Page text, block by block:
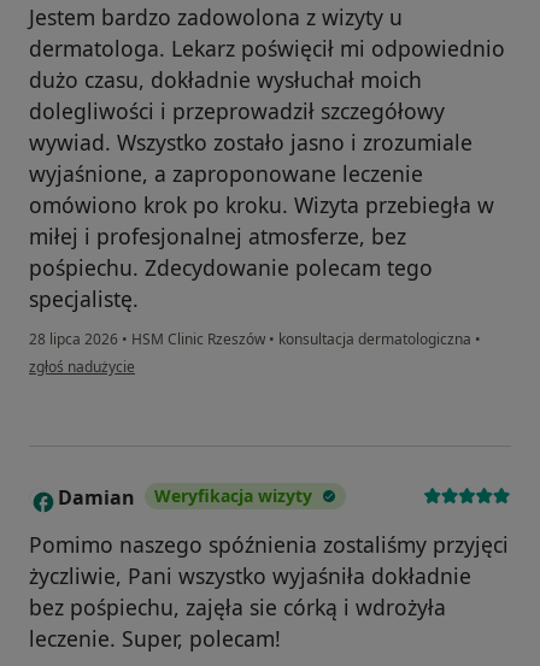
Jestem bardzo zadowolona z wizyty u
dermatologa. Lekarz poświęcił mi odpowiednio
dużo czasu, dokładnie wysłuchał moich
dolegliwości i przeprowadził szczegółowy
wywiad. Wszystko zostało jasno i zrozumiale
wyjaśnione, a zaproponowane leczenie
omówiono krok po kroku. Wizyta przebiegła w
miłej i profesjonalnej atmosferze, bez
pośpiechu. Zdecydowanie polecam tego
specjalistę.
28 lipca 2026 • HSM Clinic Rzeszów • konsultacja dermatologiczna •
w opinii użytkownika Ula
zgłoś nadużycie
D Damian Weryfikacja wizyty
Pomimo naszego spóźnienia zostaliśmy przyjęci
życzliwie, Pani wszystko wyjaśniła dokładnie
bez pośpiechu, zajęła sie córką i wdrożyła
leczenie. Super, polecam!